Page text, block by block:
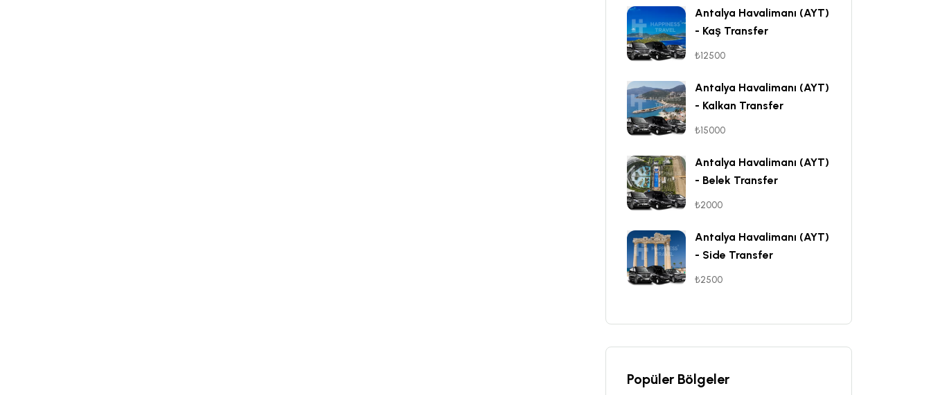
Antalya Havalimanı (AYT)
- Kaş Transfer
₺12500
Antalya Havalimanı (AYT)
- Kalkan Transfer
₺15000
Antalya Havalimanı (AYT)
- Belek Transfer
₺2000
Antalya Havalimanı (AYT)
- Side Transfer
₺2500
Popüler Bölgeler